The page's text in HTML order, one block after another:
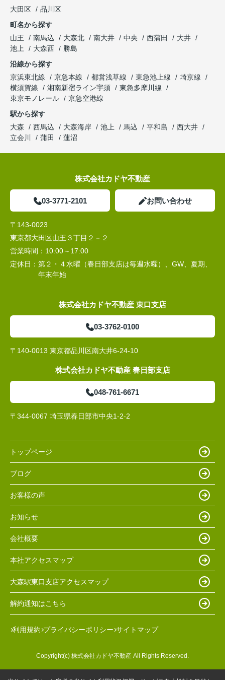
大田区
品川区
町名から探す
山王
南馬込 大森北 南大井 中央 西蒲田
大井
池上
大森西
勝島
沿線から探す
京浜東北線
京急本線 都営浅草線 東急池上線
埼京線
横須賀線
湘南新宿ライン宇須
東急多摩川線
東京モノレール
京急空港線
駅から探す
大森
西馬込 大森海岸 池上 馬込 平和島
西大井
立会川
蒲田 蓮沼
株式会社カドヤ不動産
03-3771-2101 お問い合わせ
〒143-0023
東京都大田区山王３丁目２－２
営業時間： 10:00～17:00
定休日： 第２・４水曜（春日部支店は毎週水曜）、GW、夏期、
年末年始
株式会社カドヤ不動産 東口支店
03-3762-0100
〒140-0013 東京都品川区南大井6-24-10
株式会社カドヤ不動産 春日部支店
048-761-6671
〒344-0067 埼玉県春日部市中央1-2-2
トップページ
ブログ
お客様の声
お知らせ
会社概要
本社アクセスマップ
大森駅東口支店アクセスマップ
解約通知はこちら
利用規約 プライバシーポリシー サイトマップ
Copyright(c) 株式会社カドヤ不動産 All Rights Reserved.